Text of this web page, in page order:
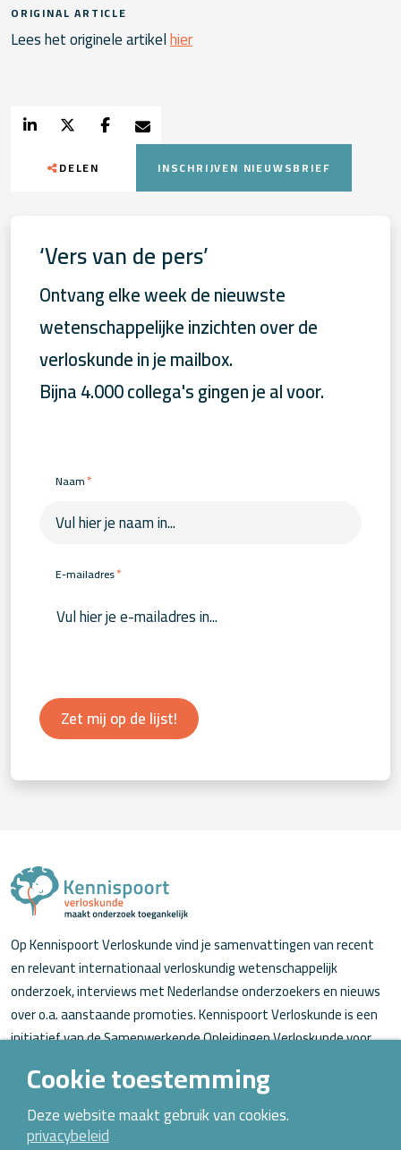
ORIGINAL ARTICLE
Lees het originele artikelhier
DELEN INSCHRIJVEN NIEUWSBRIEF
‘Vers van de pers’
Ontvang elke week de nieuwste
wetenschappelijke inzichten over de
verloskunde in je mailbox.
Bijna 4.000 collega's gingen je al voor.
Naam*
E-mailadres*
Zet mij op de lijst!
Op Kennispoort Verloskunde vind je samenvattingen van recent
en relevant internationaal verloskundig wetenschappelijk
onderzoek, interviews met Nederlandse onderzoekers en nieuws
over o.a. aanstaande promoties. Kennispoort Verloskunde is een
initiatief van de Samenwerkende Opleidingen Verloskunde voor
Over Kennispoort Verloskunde
Contact
Cookie toestemming
Deze website maakt gebruik van cookies.
privacybeleid